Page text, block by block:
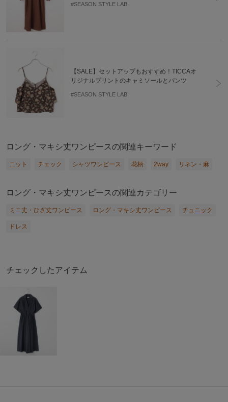
#SEASON STYLE LAB
【SALE】セットアップもおすすめ！TICCAオ
リジナルプリントのキャミソールとパンツ
#SEASON STYLE LAB
ロング・マキシ丈ワンピースの関連キーワード
ニット チェック シャツワンピース 花柄 2way リネン・麻
ロング・マキシ丈ワンピースの関連カテゴリー
ミニ丈・ひざ丈ワンピース ロング・マキシ丈ワンピース チュニック
ドレス
チェックしたアイテム